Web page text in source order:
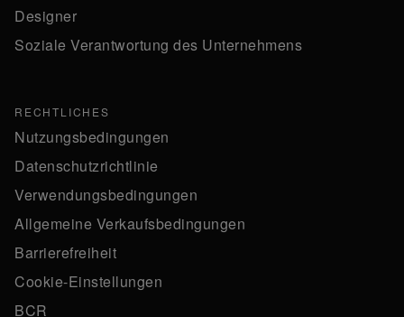
Designer
Soziale Verantwortung des Unternehmens
RECHTLICHES
Nutzungsbedingungen
Datenschutzrichtlinie
Verwendungsbedingungen
Allgemeine Verkaufsbedingungen
Barrierefreiheit
Cookie-Einstellungen
BCR